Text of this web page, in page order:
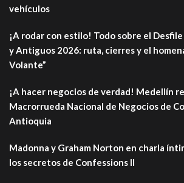
vehículos
¡A rodar con estilo! Todo sobre el
y Antiguos 2026: ruta, cierres y el
Volante”
¡A hacer negocios de verdad! Medellín
Macrorrueda Nacional de Negocios de
Antioquia
Madonna y Graham Norton en charla
los secretos de Confessions II